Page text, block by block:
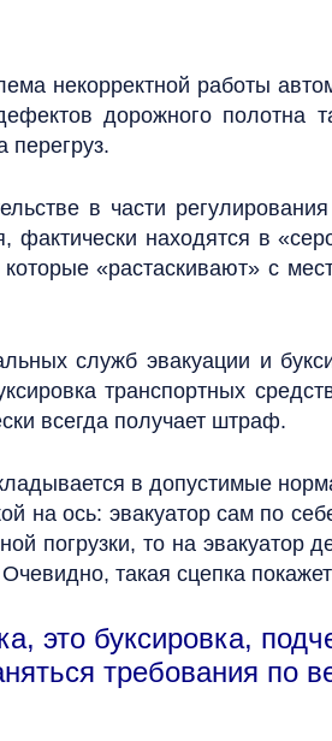
некорректной работы
дорожного
перегруз.
в части
находятся в
которые «растаскивают» с
служб эвакуации и
транспортных
всегда получает штраф.
в допустимые
на ось: эвакуатор сам по
погрузки, то на эвакуатор
такая сцепка
это буксировка,
требования по